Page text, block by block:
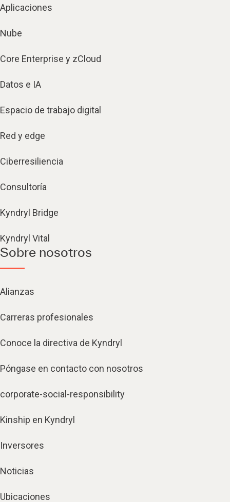
Aplicaciones
Nube
Core Enterprise y zCloud
Datos e IA
Espacio de trabajo digital
Red y edge
Ciberresiliencia
Consultoría
Kyndryl Bridge
Kyndryl Vital
Sobre nosotros
Alianzas
Carreras profesionales
Conoce la directiva de Kyndryl
Póngase en contacto con nosotros
corporate-social-responsibility
Kinship en Kyndryl
Inversores
Noticias
Ubicaciones